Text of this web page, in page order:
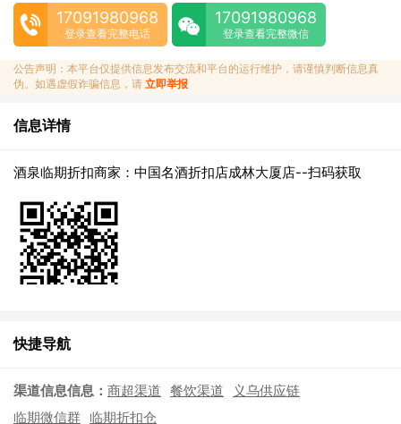
17091980968
登录查看完整电话
17091980968
登录查看完整微信
公告声明：本平台仅提供信息发布交流和平台的运行维护，请谨慎判断信息真
伪。如遇虚假诈骗信息，请 立即举报
信息详情
酒泉临期折扣商家：中国名酒折扣店成林大厦店--扫码获取
快捷导航
渠道信息信息： 商超渠道 餐饮渠道
义乌供应链
临期微信群 临期折扣仓